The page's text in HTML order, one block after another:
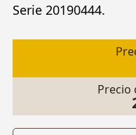
Serie 20190444.
Precio